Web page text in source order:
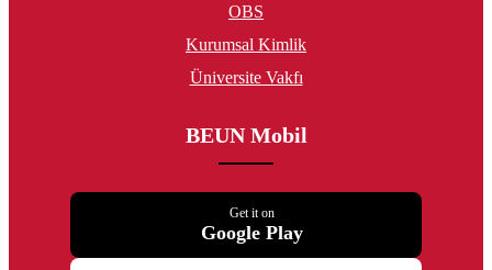
OBS
Kurumsal Kimlik
Üniversite Vakfı
BEUN Mobil
Get it on
Google Play